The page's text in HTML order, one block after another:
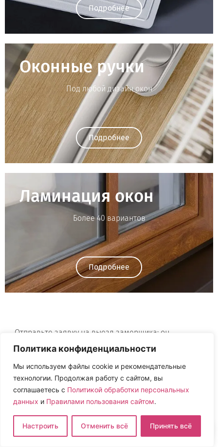
Политика конфиденциальности
Мы используем файлы cookie и рекомендательные
технологии. Продолжая работу с сайтом, вы
соглашаетесь с Политикой обработки персональных
данных и Правилами пользования сайтом.
Настроить Отменить всё Принять всё
Подробнее
Оконные ручки
Под любой дизайн окон
Подробнее
Ламинация окон
Более 40 вариантов
Подробнее
Отправьте заявку на выезд замерщика: он
рассчитает цену окон из профиля REHAU Geneo,
ответит на ваши вопросы и предложит
оптимальную конфигурацию.
Официальный
партнер